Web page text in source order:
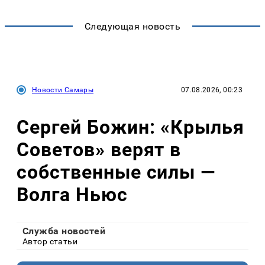
Следующая новость
Новости Самары 07.08.2026, 00:23
Сергей Божин: «Крылья
Советов» верят в
собственные силы —
Волга Ньюс
Служба новостей
Автор статьи